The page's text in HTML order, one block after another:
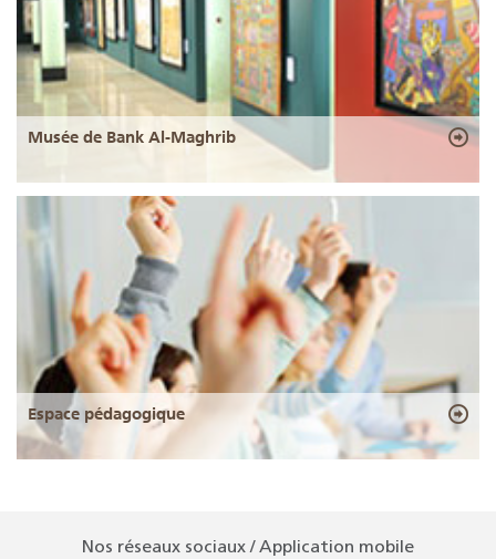
Musée de Bank Al-Maghrib
Espace pédagogique
Nos réseaux sociaux / Application mobile